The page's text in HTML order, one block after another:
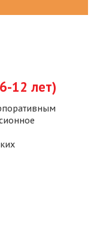
12 лет)